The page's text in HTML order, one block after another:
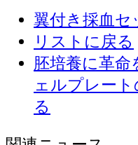
翼付き採血セ
リストに戻る
胚培養に革命
ェルプレー
る